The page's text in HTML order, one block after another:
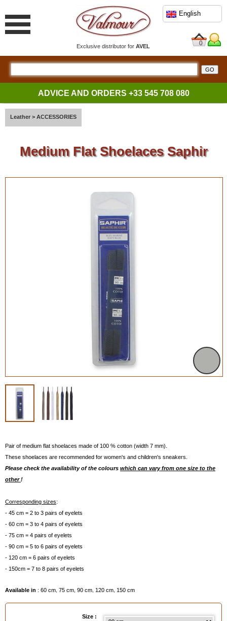
Exclusive distributor forAVEL
English
0
ADVICE AND ORDERS +33 545 708 080
Leather > ACCESSORIES
Medium Flat Shoelaces Saphir
Pair of medium flat shoelaces made of 100 % cotton (width 7 mm).
These shoelaces are recommended for women's and children's sneakers.
Please check the availability of the colours which can vary from one size to the
other!
Corresponding sizes:
- 45 cm = 2 to 3 pairs of eyelets
- 60 cm = 3 to 4 pairs of eyelets
- 75 cm = 4 pairs of eyelets
- 90 cm = 5 to 6 pairs of eyelets
- 120 cm = 6 pairs of eyelets
- 150cm = 7 to 8 pairs of eyelets
Available in : 60 cm, 75 cm, 90 cm, 120 cm, 150 cm
Size :